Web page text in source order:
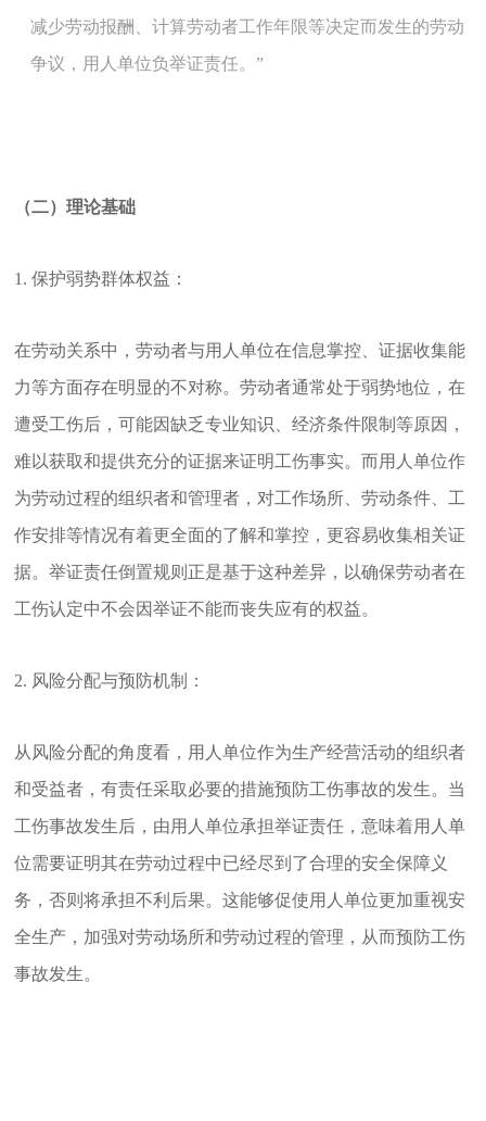
减少劳动报酬、计算劳动者工作年限等决定而发生的劳动
争议，用人单位负举证责任。”
（二）理论基础
1. 保护弱势群体权益：
在劳动关系中，劳动者与用人单位在信息掌控、证据收集能
力等方面存在明显的不对称。劳动者通常处于弱势地位，在
遭受工伤后，可能因缺乏专业知识、经济条件限制等原因，
难以获取和提供充分的证据来证明工伤事实。而用人单位作
为劳动过程的组织者和管理者，对工作场所、劳动条件、工
作安排等情况有着更全面的了解和掌控，更容易收集相关证
据。举证责任倒置规则正是基于这种差异，以确保劳动者在
工伤认定中不会因举证不能而丧失应有的权益。
2. 风险分配与预防机制：
从风险分配的角度看，用人单位作为生产经营活动的组织者
和受益者，有责任采取必要的措施预防工伤事故的发生。当
工伤事故发生后，由用人单位承担举证责任，意味着用人单
位需要证明其在劳动过程中已经尽到了合理的安全保障义
务，否则将承担不利后果。这能够促使用人单位更加重视安
全生产，加强对劳动场所和劳动过程的管理，从而预防工伤
事故发生。